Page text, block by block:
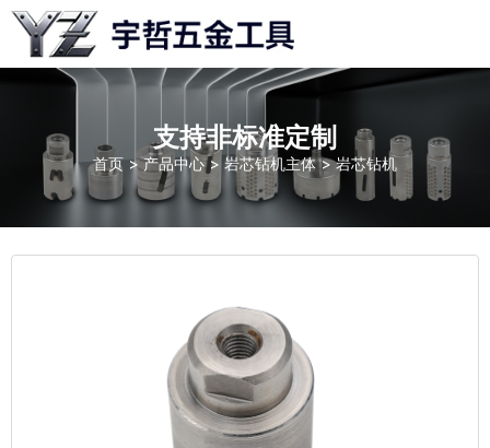
maoyueping5@gmail.com
+86 18552520090
支持非标准定制
首页>产品中心 > 岩芯钻机主体 >岩芯钻机